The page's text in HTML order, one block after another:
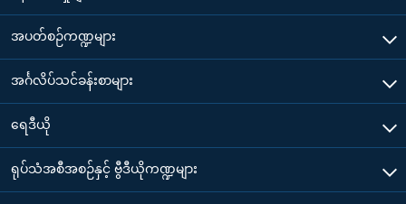
အပတ်စဉ်ကဏ္ဍများ
အင်္ဂလိပ်သင်ခန်းစာများ
ရေဒီယို
ရုပ်သံအစီအစဉ်နှင့် ဗွီဒီယိုကဏ္ဍများ